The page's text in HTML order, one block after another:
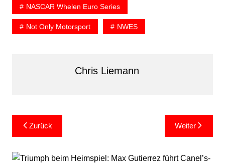
NASCAR Whelen Euro Series
Not Only Motorsport NWES
Chris Liemann
Beitragsnavigation
Zurück Weiter